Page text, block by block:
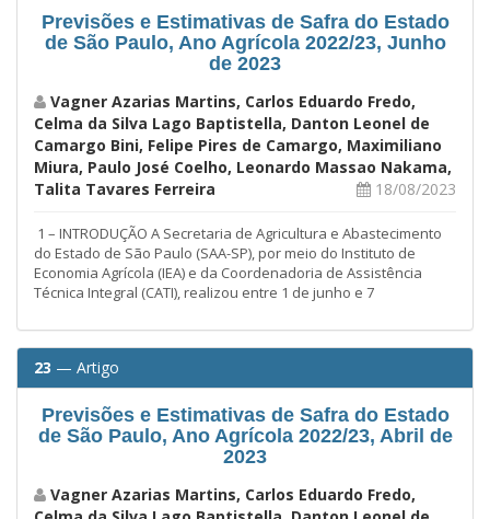
Previsões e Estimativas de Safra do Estado
de São Paulo, Ano Agrícola 2022/23, Junho
de 2023
Vagner Azarias Martins, Carlos Eduardo Fredo,
Celma da Silva Lago Baptistella, Danton Leonel de
Camargo Bini, Felipe Pires de Camargo, Maximiliano
Miura, Paulo José Coelho, Leonardo Massao Nakama,
Talita Tavares Ferreira
18/08/2023
1 – INTRODUÇÃO A Secretaria de Agricultura e Abastecimento
do Estado de São Paulo (SAA-SP), por meio do Instituto de
Economia Agrícola (IEA) e da Coordenadoria de Assistência
Técnica Integral (CATI), realizou entre 1 de junho e 7
23 — Artigo
Previsões e Estimativas de Safra do Estado
de São Paulo, Ano Agrícola 2022/23, Abril de
2023
Vagner Azarias Martins, Carlos Eduardo Fredo,